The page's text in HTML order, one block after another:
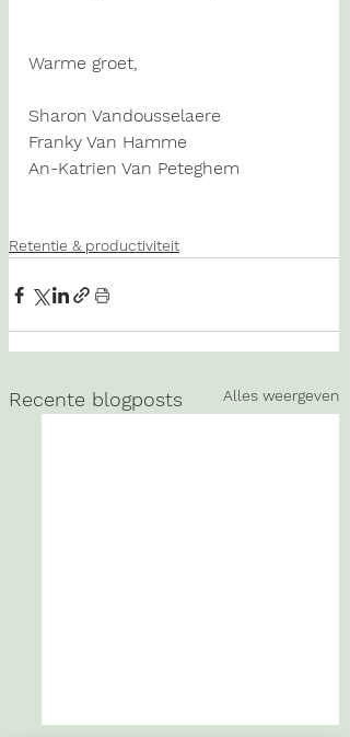
Warme groet,
Sharon Vandousselaere
Franky Van Hamme
An-Katrien Van Peteghem
Retentie & productiviteit
Recente blogposts Alles weergeven